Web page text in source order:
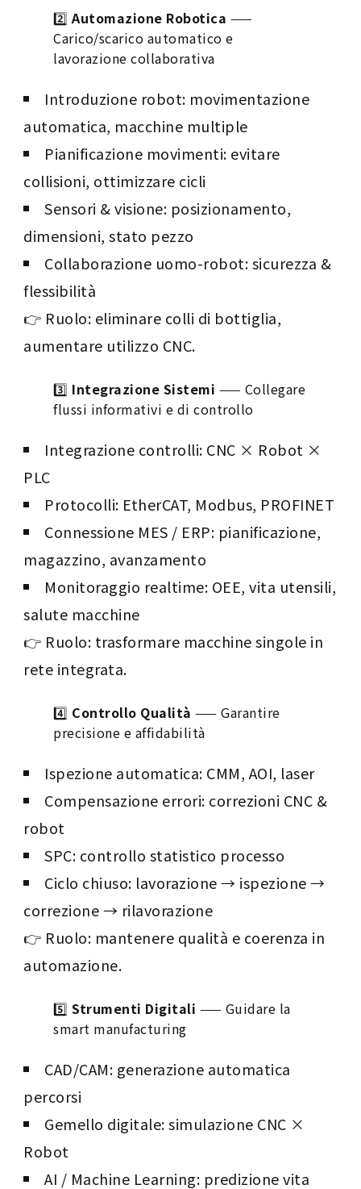
2️⃣Automazione Robotica ——
Carico/scarico automatico e
lavorazione collaborativa
Introduzione robot: movimentazione
automatica, macchine multiple
Pianificazione movimenti: evitare
collisioni, ottimizzare cicli
Sensori & visione: posizionamento,
dimensioni, stato pezzo
Collaborazione uomo-robot: sicurezza &
flessibilità
👉 Ruolo: eliminare colli di bottiglia,
aumentare utilizzo CNC.
3️⃣ Integrazione Sistemi —— Collegare
flussi informativi e di controllo
Integrazione controlli: CNC × Robot ×
PLC
Protocolli: EtherCAT, Modbus, PROFINET
Connessione MES / ERP: pianificazione,
magazzino, avanzamento
Monitoraggio realtime: OEE, vita utensili,
salute macchine
👉 Ruolo: trasformare macchine singole in
rete integrata.
4️⃣ Controllo Qualità —— Garantire
precisione e affidabilità
Ispezione automatica: CMM, AOI, laser
Compensazione errori: correzioni CNC &
robot
SPC: controllo statistico processo
Ciclo chiuso: lavorazione → ispezione →
correzione → rilavorazione
👉 Ruolo: mantenere qualità e coerenza in
automazione.
5️⃣Strumenti Digitali —— Guidare la
smart manufacturing
CAD/CAM: generazione automatica
percorsi
Gemello digitale: simulazione CNC ×
Robot
AI / Machine Learning: predizione vita